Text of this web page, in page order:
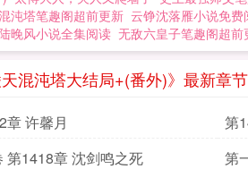
沌塔笔趣阁超前更新 云铮沈落雁小说免费
晚风小说全集阅读 无敌六皇子笔趣阁超前
天混沌塔大结局+(番外)》最新章节
章 许馨月 第
第1418章 沈剑鸣之死
第